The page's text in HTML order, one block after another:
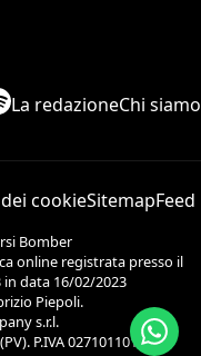
La redazioneChi siamo
cookieSitemapFeed
Bomber
online registrata presso il
in data 16/02/2023
Piepoli.
s.r.l.
P.IVA 02710110186.